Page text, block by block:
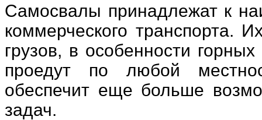
Самосвалы принадлежат к
коммерческого транспорта.
грузов, в особенности
проедут по любой
обеспечит еще больше
задач.